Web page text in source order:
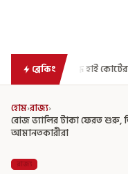
ব্রেকিংথেঁতলানো মাথা-
হোম›রাজ্য›
রোজ ভ্যালির টাকা ফেরত শুরু,
আমানতকারীরা
রাজ্য